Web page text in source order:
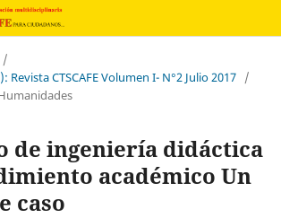
/
Revista CTSCAFE Volumen I- N°2 Julio 2017 /
de ingeniería didáctica
académico Un
caso